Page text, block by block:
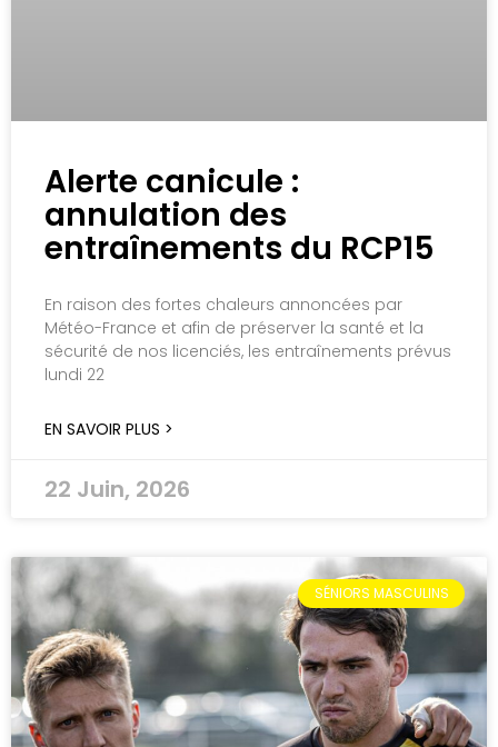
Alerte canicule :
annulation des
entraînements du RCP15
En raison des fortes chaleurs annoncées par
Météo-France et afin de préserver la santé et la
sécurité de nos licenciés, les entraînements prévus
lundi 22
EN SAVOIR PLUS >
22 Juin, 2026
SÉNIORS MASCULINS